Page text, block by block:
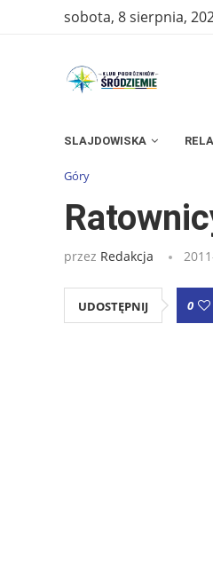
sobota, 8 sierpnia,
SLAJDOWISKA
Strona główna» Wpisy »
Góry
przez Redakcja
UDOSTĘPNIJ 0